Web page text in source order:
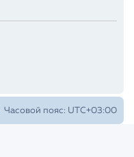
Часовой пояс: UTC+03:00